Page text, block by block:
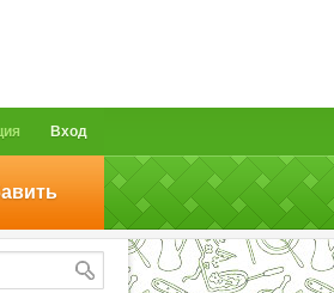
Вход